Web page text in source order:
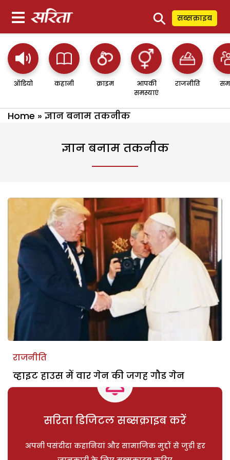
⚲ सब्सक्राइब
ऑडियो कहानी क्राइम
आपकी
समस्याएं
राजनीति
Home » ज्ञान बनाम तकनीक
ज्ञान बनाम तकनीक
राजनीति
व्हाइट हाउस में वार गेन की जगह गौड गेन
सरिता डिजिटल सब्सक्राइब करें
अपनी पसंदीदा कहानियां और सामाजिक मुद्दों से जुड़ी हर